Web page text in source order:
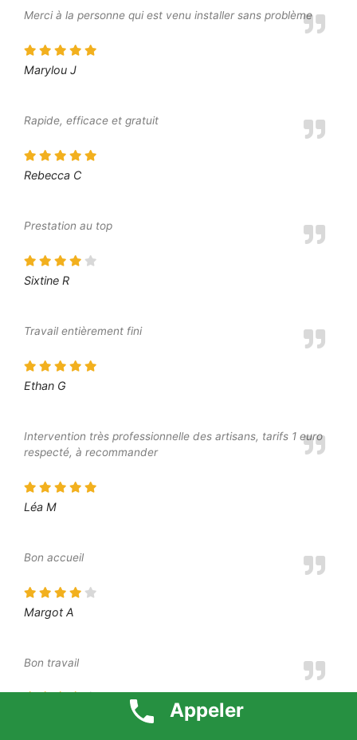
Merci à la personne qui est venu installer sans problème
Marylou J
Rapide, efficace et gratuit
Rebecca C
Prestation au top
Sixtine R
Travail entièrement fini
Ethan G
Intervention très professionnelle des artisans, tarifs 1 euro
respecté, à recommander
Léa M
Bon accueil
Margot A
Bon travail
Appeler